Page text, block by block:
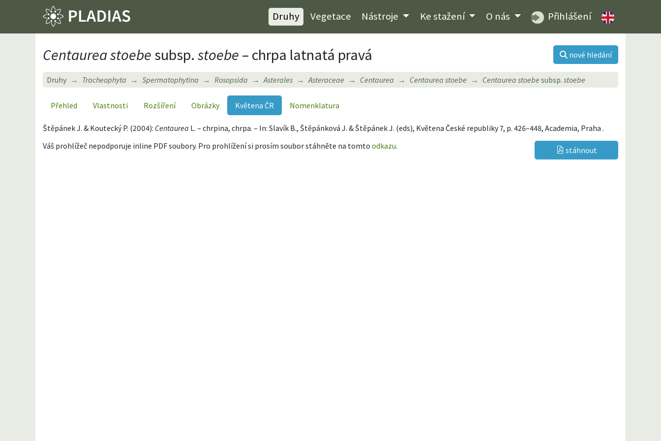
Druhy Vegetace Nástroje Ke stažení O nás Přihlášení
Centaurea stoebe subsp. stoebe – chrpa latnatá pravá nové hledání
Druhy Tracheophyta Spermatophytina Rosopsida Asterales Asteraceae Centaurea Centaurea stoebe Centaurea stoebe subsp. stoebe
Přehled Vlastnosti Rozšíření Obrázky Květena ČR Nomenklatura
Štěpánek J. & Koutecký P. (2004): Centaurea L. – chrpina, chrpa. – In: Slavík B., Štěpánková J. & Štěpánek J. (eds), Květena České republiky 7, p. 426–448, Academia, Praha .
Váš prohlížeč nepodporuje inline PDF soubory. Pro prohlížení si prosím soubor stáhněte na tomto odkazu. stáhnout